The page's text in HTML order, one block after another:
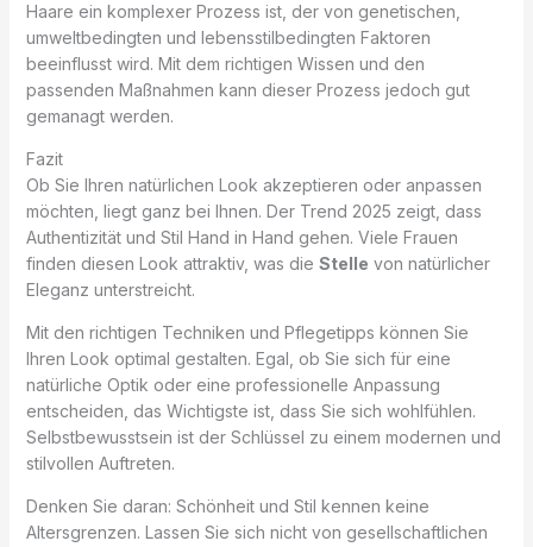
Haare ein komplexer Prozess ist, der von genetischen,
umweltbedingten und lebensstilbedingten Faktoren
beeinflusst wird. Mit dem richtigen Wissen und den
passenden Maßnahmen kann dieser Prozess jedoch gut
gemanagt werden.
Fazit
Ob Sie Ihren natürlichen Look akzeptieren oder anpassen
möchten, liegt ganz bei Ihnen. Der Trend 2025 zeigt, dass
Authentizität und Stil Hand in Hand gehen. Viele Frauen
finden diesen Look attraktiv, was die Stelle von natürlicher
Eleganz unterstreicht.
Mit den richtigen Techniken und Pflegetipps können Sie
Ihren Look optimal gestalten. Egal, ob Sie sich für eine
natürliche Optik oder eine professionelle Anpassung
entscheiden, das Wichtigste ist, dass Sie sich wohlfühlen.
Selbstbewusstsein ist der Schlüssel zu einem modernen und
stilvollen Auftreten.
Denken Sie daran: Schönheit und Stil kennen keine
Altersgrenzen. Lassen Sie sich nicht von gesellschaftlichen